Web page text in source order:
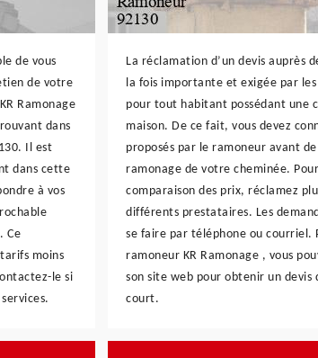
de vous
de votre
Ramonage
dans
Il est
dans cette
à vos
Ce
moins
le si
La réclamation d’un devis auprès
la fois importante et exigée par
pour tout habitant possédant une
maison. De ce fait, vous devez
proposés par le ramoneur avant
ramonage de votre cheminée.
comparaison des prix, réclamez
différents prestataires. Les
se faire par téléphone ou courriel.
ramoneur KR Ramonage , vous
son site web pour obtenir un devis
court.